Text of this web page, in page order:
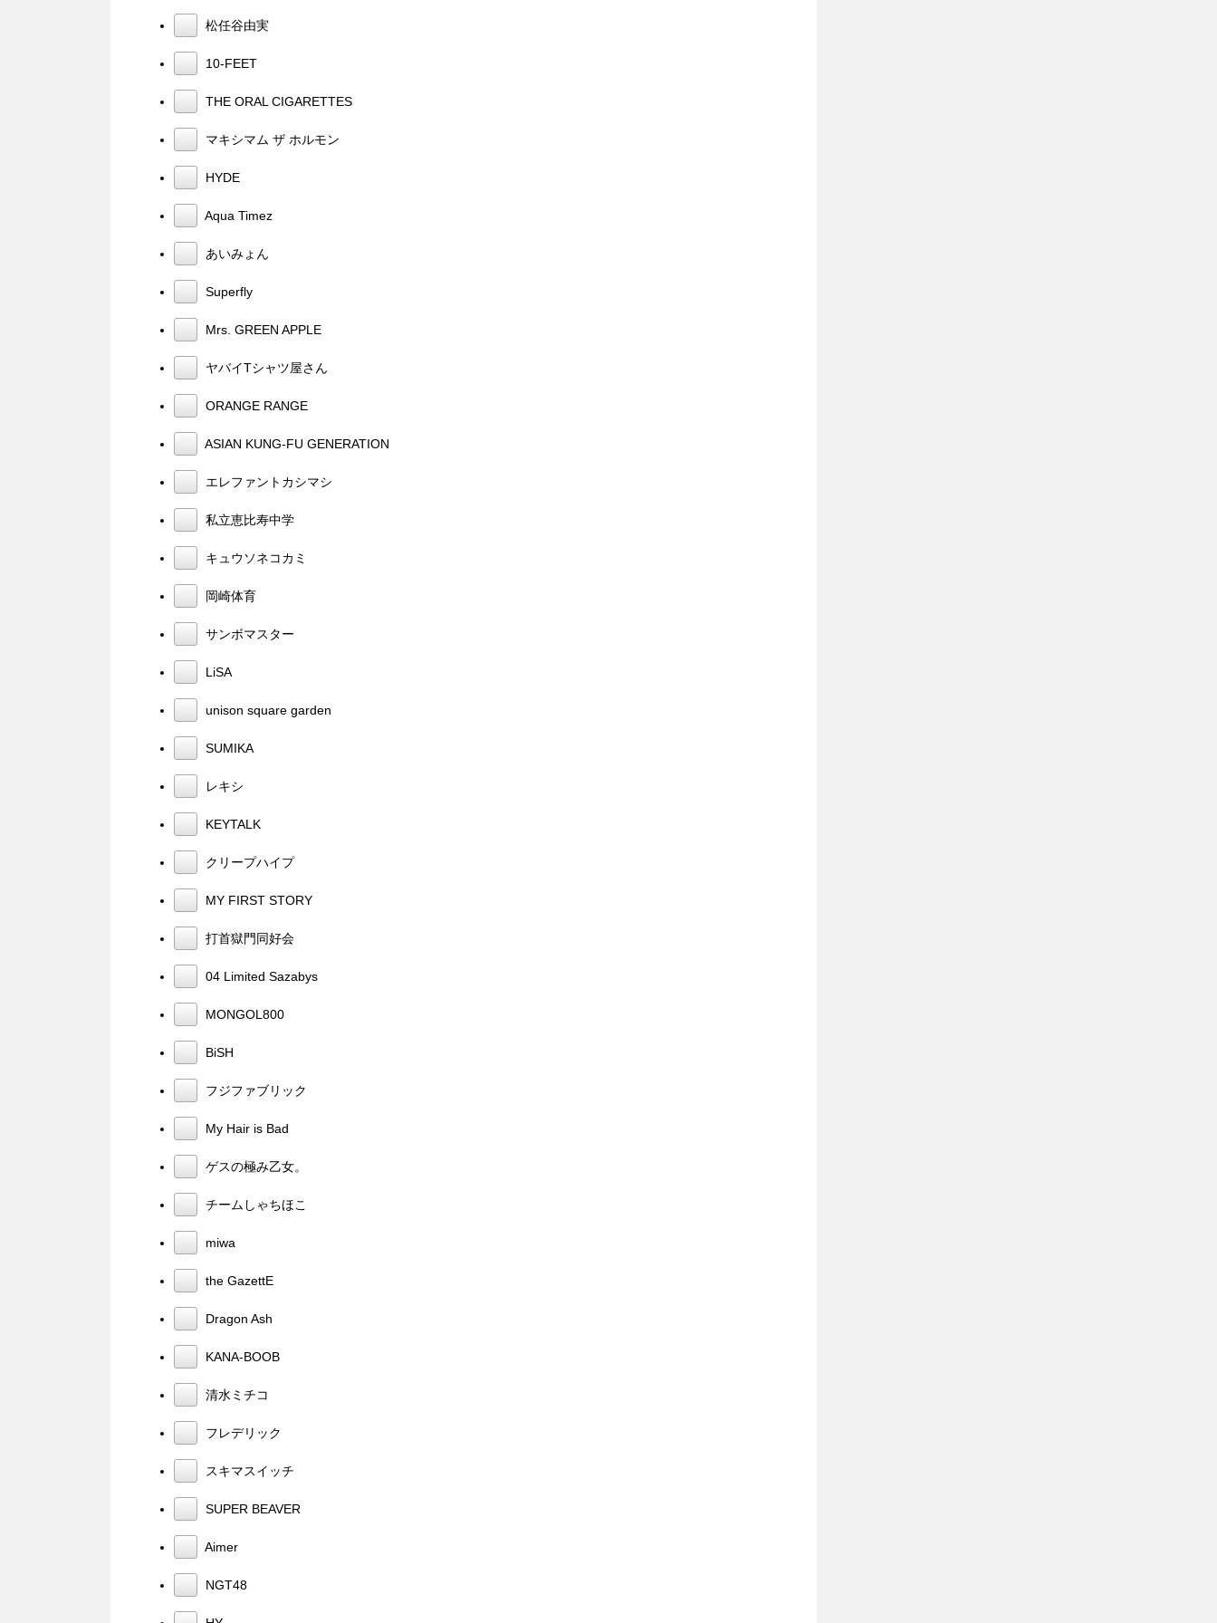
松任谷由実
10-FEET
THE ORAL CIGARETTES
マキシマム ザ ホルモン
HYDE
Aqua Timez
あいみょん
Superfly
Mrs. GREEN APPLE
ヤバイTシャツ屋さん
ORANGE RANGE
ASIAN KUNG-FU GENERATION
エレファントカシマシ
私立恵比寿中学
キュウソネコカミ
岡崎体育
サンボマスター
LiSA
unison square garden
SUMIKA
レキシ
KEYTALK
クリープハイプ
MY FIRST STORY
打首獄門同好会
04 Limited Sazabys
MONGOL800
BiSH
フジファブリック
My Hair is Bad
ゲスの極み乙女。
チームしゃちほこ
miwa
the GazettE
Dragon Ash
KANA-BOOB
清水ミチコ
フレデリック
スキマスイッチ
SUPER BEAVER
Aimer
NGT48